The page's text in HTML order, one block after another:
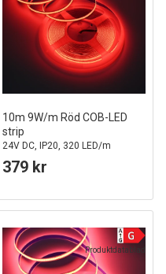
10m 9W/m Röd COB-LED
strip
24V DC, IP20, 320 LED/m
379 kr
Produktdatablad